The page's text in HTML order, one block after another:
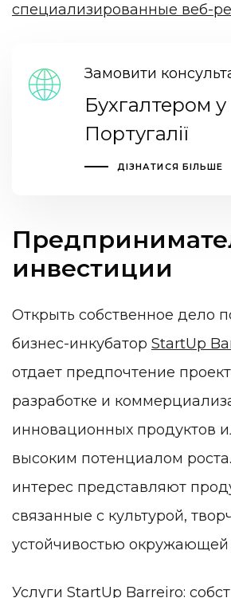
специализированные веб-
Замовити
Бухгалтером у
Португалії
ДІЗНАТИСЯ БІЛЬШЕ
инвестиции
Открыть собственное дело
бизнес-инкубатор StartUp
отдает предпочтение
разработке и
инновационных продуктов
высоким потенциалом
интерес представляют
связанные с культурой,
устойчивостью
Услуги StartUp Barreiro: